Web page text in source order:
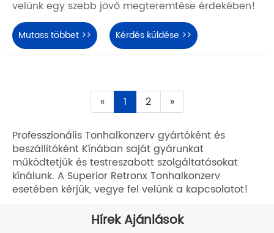
velünk egy szebb jövő megteremtése érdekében!
Mutass többet >> Kérdés küldése >>
« 1 2 »
Professzionális Tonhalkonzerv gyártóként és
beszállítóként Kínában saját gyárunkat
működtetjük és testreszabott szolgáltatásokat
kínálunk. A Superior Retronx Tonhalkonzerv
esetében kérjük, vegye fel velünk a kapcsolatot!
Hírek Ajánlások